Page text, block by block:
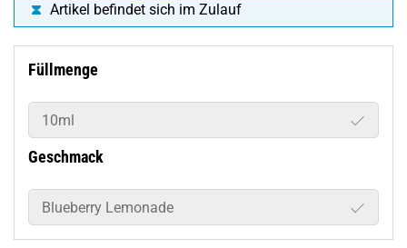
Artikel befindet sich im Zulauf
Füllmenge
10ml
Geschmack
Blueberry Lemonade